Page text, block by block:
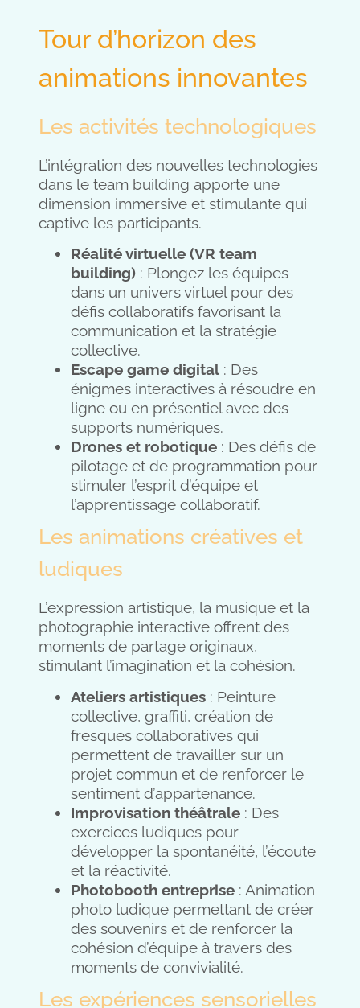
Tour d’horizon des
animations innovantes
Les activités technologiques
L’intégration des nouvelles technologies
dans le team building apporte une
dimension immersive et stimulante qui
captive les participants.
Réalité virtuelle (VR team
building) : Plongez les équipes
dans un univers virtuel pour des
défis collaboratifs favorisant la
communication et la stratégie
collective.
Escape game digital : Des
énigmes interactives à résoudre en
ligne ou en présentiel avec des
supports numériques.
Drones et robotique : Des défis de
pilotage et de programmation pour
stimuler l’esprit d’équipe et
l’apprentissage collaboratif.
Les animations créatives et
ludiques
L’expression artistique, la musique et la
photographie interactive offrent des
moments de partage originaux,
stimulant l’imagination et la cohésion.
Ateliers artistiques : Peinture
collective, graffiti, création de
fresques collaboratives qui
permettent de travailler sur un
projet commun et de renforcer le
sentiment d’appartenance.
Improvisation théâtrale : Des
exercices ludiques pour
développer la spontanéité, l’écoute
et la réactivité.
Photobooth entreprise : Animation
photo ludique permettant de créer
des souvenirs et de renforcer la
cohésion d’équipe à travers des
moments de convivialité.
Les expériences sensorielles